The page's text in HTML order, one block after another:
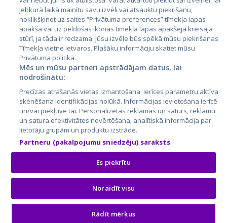
City24.lv
City24.ee
GetaPro.lv
GetaPro.ee
Skelbiu.lt
Autoplius.lt
Aruodas.lt
Kainos.lt
Paslaugos.lt
auto24.ee
KV.ee
Osta.ee
KuldneBörs.ee
jebkurā laikā mainītu savu izvēli vai atsauktu piekrišanu,
noklikšķinot uz saites “Privātuma preferences” tīmekļa lapas
apakšā vai uz peldošās ikonas tīmekļa lapas apakšējā kreisajā
stūrī, ja tāda ir redzama. Jūsu izvēle būs spēkā mūsu piekrišanas
Tīmekļa vietne ietvaros. Plašāku informāciju skatiet mūsu
Privātuma politikā.
Mēs un mūsu partneri apstrādājam datus, lai
nodrošinātu:
Precīzas atrašanās vietas izmantošana. Ierīces parametru aktīva
skenēšana identifikācijas nolūkā. Informācijas ievietošana ierīcē
un/vai piekļuve tai. Personalizētas reklāmas un saturs, reklāmu
un satura efektivitātes novērtēšana, analītiskā informācija par
lietotāju grupām un produktu izstrāde.
Partneru (pakalpojumu sniedzēju) saraksts
Es piekrītu
Noraidīt visu
Rādīt mērķus